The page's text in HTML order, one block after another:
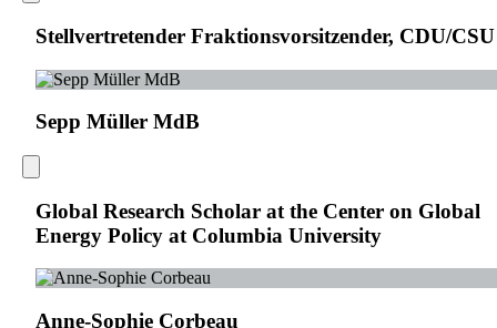
Stellvertretender Fraktionsvorsitzender, CDU/CSU
Sepp Müller MdB
Global Research Scholar at the Center on Global
Energy Policy at Columbia University
Anne-Sophie Corbeau